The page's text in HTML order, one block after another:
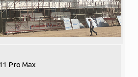
Pro Max